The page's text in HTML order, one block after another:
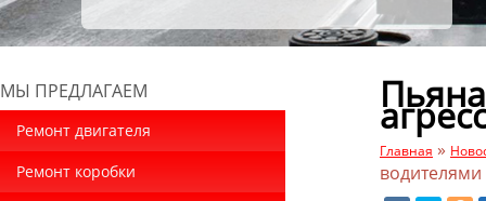
МЫ ПРЕДЛАГАЕМ
Ремонт двигателя
Ремонт коробки
Главная »
водителями